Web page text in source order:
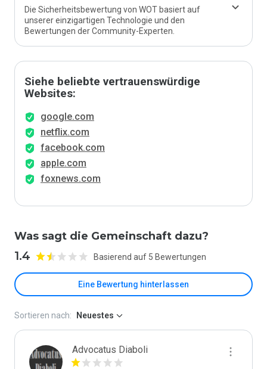
Die Sicherheitsbewertung von WOT basiert auf
unserer einzigartigen Technologie und den
Bewertungen der Community-Experten.
Siehe beliebte vertrauenswürdige
Websites:
google.com
netflix.com
facebook.com
apple.com
foxnews.com
Was sagt die Gemeinschaft dazu?
1.4 Basierend auf 5 Bewertungen
Eine Bewertung hinterlassen
Sortieren nach: Neuestes
Advocatus Diaboli